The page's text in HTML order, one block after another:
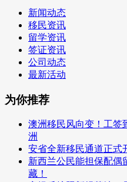
新闻动态
移民资讯
留学资讯
签证资讯
公司动态
最新活动
为你推荐
澳洲移民风向变！工签
洲
安省全新移民通道正式
新西兰公民能担保配偶
藏！